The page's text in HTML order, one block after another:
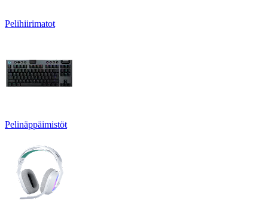
Pelihiirimatot
Pelinäppäimistöt